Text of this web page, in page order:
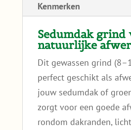
Kenmerken
Sedumdak grind
natuurlijke
Dit gewassen grind
perfect geschikt als
jouw sedumdak of
zorgt voor een goede
rondom dakranden,